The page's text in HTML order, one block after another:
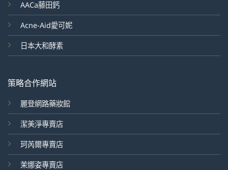
AACa藤田鈣
Acne-Aid愛可妮
日本大和酵素
策略合作網站
麗登網路藥妝館
潔美淨專賣店
珂芮爾專賣店
茉娜姿專賣店